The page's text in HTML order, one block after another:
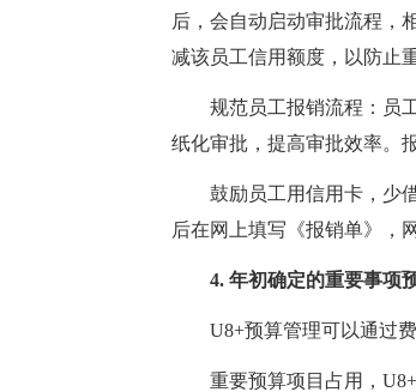
后，会自动启动审批流程，
减该员工信用额度，以防止
规范员工报销流程：员工
纸化审批，提高审批效率。
鼓励员工用信用卡，少借
后在网上填写《报销单》，
4. 年初确定的重要事项预
U8+预算管理可以通过费
重要预算项目占用，U8+